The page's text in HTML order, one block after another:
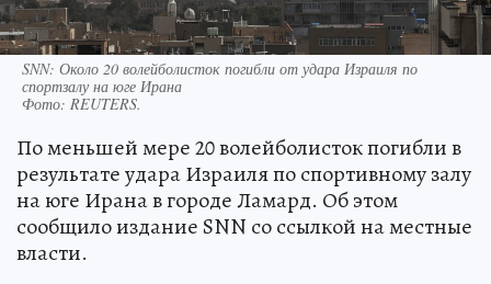
SNN: Около 20 волейболисток погибли от удара Израиля по
спортзалу на юге Ирана
Фото: REUTERS.
По меньшей мере 20 волейболисток погибли в
результате удара Израиля по спортивному залу
на юге Ирана в городе Ламард. Об этом
сообщило издание SNN со ссылкой на местные
власти.